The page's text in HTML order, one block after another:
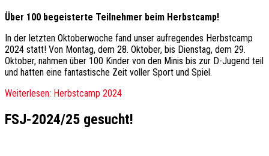
Über 100 begeisterte Teilnehmer beim Herbstcamp!
In der letzten Oktoberwoche fand unser aufregendes Herbstcamp
2024 statt! Von Montag, dem 28. Oktober, bis Dienstag, dem 29.
Oktober, nahmen über 100 Kinder von den Minis bis zur D-Jugend teil
und hatten eine fantastische Zeit voller Sport und Spiel.
Weiterlesen: Herbstcamp 2024
FSJ-2024/25 gesucht!